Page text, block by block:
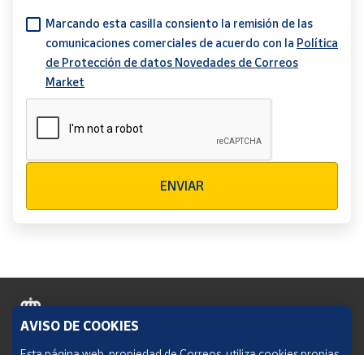
Marcando esta casilla consiento la remisión de las
comunicaciones comerciales de acuerdo con la Política
de Protección de datos Novedades de Correos
Market
ENVIAR
Política de cookies
AVISO DE COOKIES